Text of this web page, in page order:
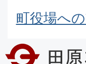
町役場へ